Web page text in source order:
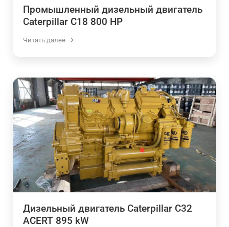
Промышленный дизельный двигатель
Caterpillar C18 800 HP
Читать далее
Дизельный двигатель Caterpillar C32
ACERT 895 kW